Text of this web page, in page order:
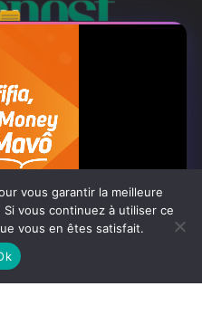
en ligne ...
42 82 18
vous garantir la meilleure
vous continuez à utiliser ce
vous en êtes satisfait.